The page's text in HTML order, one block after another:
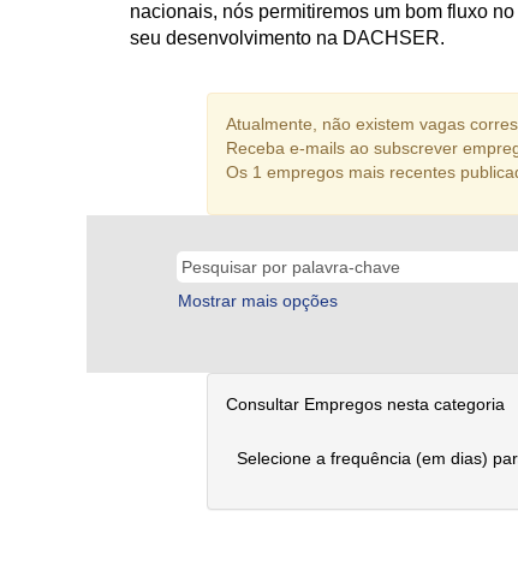
nacionais, nós permitiremos um bom fluxo no
seu desenvolvimento na DACHSER.
Atualmente, não existem vagas
Receba e-mails ao subscrever
Os 1 empregos mais recentes
Mostrar mais opções
Consultar Empregos nesta categoria
Selecione a frequência (em dias)